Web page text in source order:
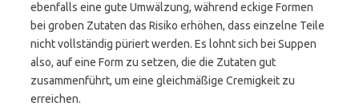
ebenfalls eine gute Umwälzung, während eckige Formen
bei groben Zutaten das Risiko erhöhen, dass einzelne Teile
nicht vollständig püriert werden. Es lohnt sich bei Suppen
also, auf eine Form zu setzen, die die Zutaten gut
zusammenführt, um eine gleichmäßige Cremigkeit zu
erreichen.